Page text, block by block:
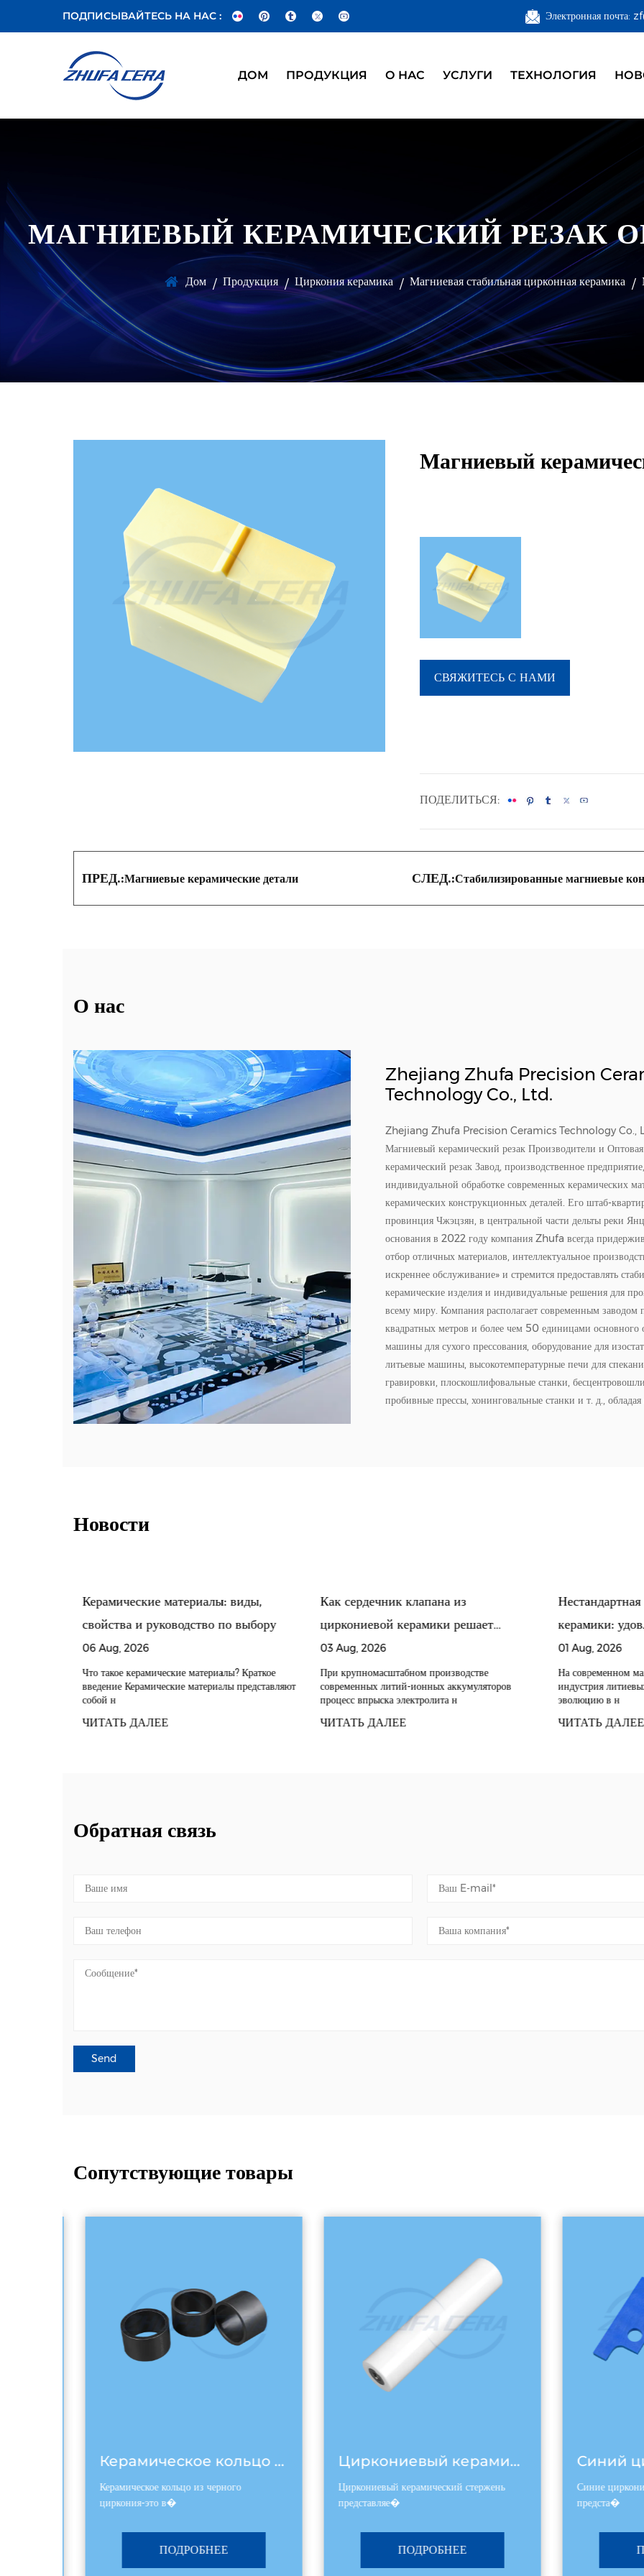
ПОДПИСЫВАЙТЕСЬ НА НАС : Электронная почта:
ДОМ ПРОДУКЦИЯ О НАС УСЛУГИ ТЕХНОЛОГИЯ
МАГНИЕВЫЙ КЕРАМИЧЕСКИЙ РЕЗАК
Дом / Продукция / Циркония керамика / Магниевая стабильная цирконная керамика /
Магниевый
СВЯЖИТЕСЬ С НАМИ
ПОДЕЛИТЬСЯ:
ПРЕД.:Магниевые керамические детали СЛЕД.:Стабилизированные магниевые
О нас
Zhejiang Zhufa Precision
Technology Co., Ltd.
Zhejiang Zhufa Precision Ceramics Technology Co.,
Магниевый керамический резак Производители и
керамический резак Завод , производственное
индивидуальной обработке современных керамических
керамических конструкционных деталей. Его штаб-
провинция Чжэцзян, в центральной части дельты реки
основания в 2022 году компания Zhufa всегда
отбор отличных материалов, интеллектуальное
искреннее обслуживание» и стремится предоставлять
керамические изделия и индивидуальные решения для
всему миру. Компания располагает современным
квадратных метров и более чем 50 единицами основного
машины для сухого прессования, оборудование для
литьевые машины, высокотемпературные печи для
гравировки, плоскошлифовальные станки,
пробивные прессы, хонинговальные станки и т. д.,
сотрудничество OEM. С момента основания компания
материалов и технологии обработки, всегда ставя
и обслуживание в качестве движущей силы для создания
клиентов.
Новости
Керамические материалы: виды,
свойства и руководство по выбору
06 Aug, 2026
Что такое керамические материалы? Краткое
введение Керамические материалы представляют
собой н
ЧИТАТЬ ДАЛЕЕ
Как сердечник клапана из
циркониевой керамики решает
проблему утечки электролита в ТНВД
с литиевыми батареями | Чжэцзян
Чжуфа Прецизионная керамика
03 Aug, 2026
При крупномасштабном производстве
современных литий-ионных аккумуляторов
процесс впрыска электролита н
ЧИТАТЬ ДАЛЕЕ
Нестандартная
керамики:
меняющихся
модернизации
литиевых
01 Aug, 2026
На современном
индустрия литиевых
эволюцию в н
ЧИТАТЬ ДАЛЕЕ
Обратная связь
Сопутствующие товары
Керамическое кольцо из карбида черного кремния
Керамическое кольцо из черного
циркония-это в�
ПОДРОБНЕЕ
Циркониевый керамический стержень
Циркониевый керамический стержень
представляе�
ПОДРОБНЕЕ
Синие
предста�